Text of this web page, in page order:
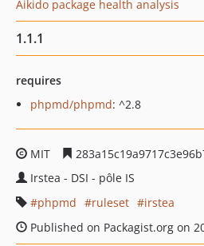
Aikido package health analysis
1.1.1
requires
phpmd/phpmd: ^2.8
MIT
Irstea - DSI - pôle IS
phpmd
ruleset
irstea
Published on Packagist.org on